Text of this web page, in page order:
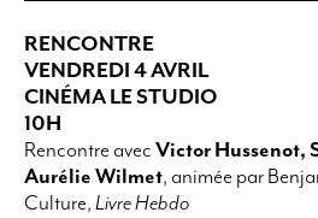
RENCONTRE
VENDREDI 4 AVRIL
CINÉMA LE STUDIO
10H
Rencontre avec Victor Hussenot,
Aurélie Wilmet, animée par
Culture, Livre Hebdo